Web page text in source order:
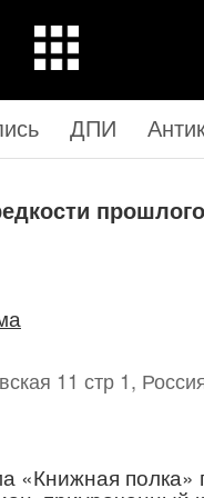
ДПИ
11 стр 1,
«Книжная